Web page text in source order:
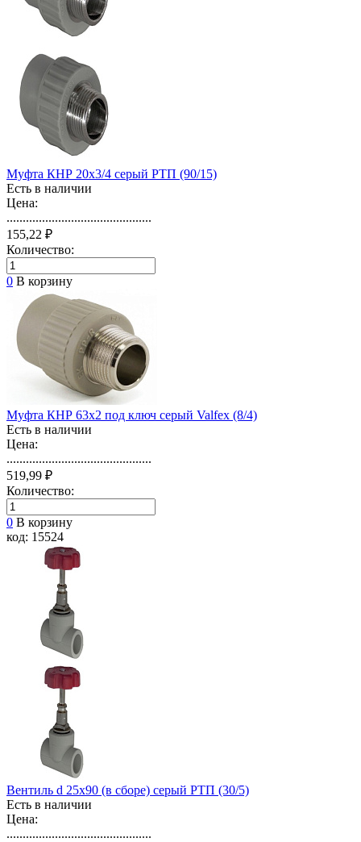
Муфта КНР 20х3/4 серый РТП (90/15)
Есть в наличии
Цена:
.............................................
155,22 ₽
Количество:
0 В корзину
Муфта КНР 63х2 под ключ серый Valfex (8/4)
Есть в наличии
Цена:
.............................................
519,99 ₽
Количество:
0 В корзину
код: 15524
Вентиль d 25х90 (в сборе) серый РТП (30/5)
Есть в наличии
Цена:
.............................................